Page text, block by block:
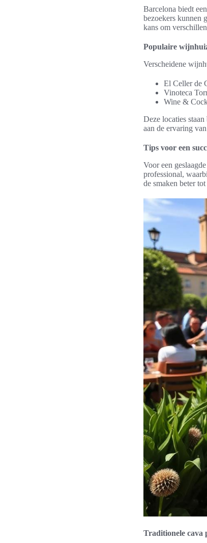
Barcelona biedt
bezoekers kunnen
kans om
Populaire
Verscheidene
El Celler de
Vinoteca
Wine &
Deze locaties
aan de ervaring
Tips voor een
Voor een
professional,
de smaken beter
Traditionele cava